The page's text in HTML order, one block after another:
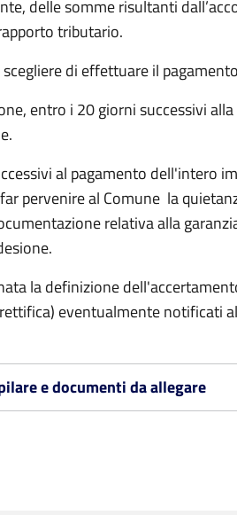
delle somme risultanti
tributario.
di effettuare il
entro i 20 giorni successivi
al pagamento dell'intero
pervenire al Comune la
relativa alla
la definizione
eventualmente notificati
e documenti da allegare